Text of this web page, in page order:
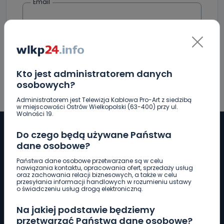
Kto jest administratorem danych
osobowych?
Administratorem jest Telewizja Kablowa Pro-Art z siedzibą
w miejscowości Ostrów Wielkopolski (63-400) przy ul.
Wolności 19.
Do czego będą używane Państwa
dane osobowe?
Państwa dane osobowe przetwarzane są w celu
nawiązania kontaktu, opracowania ofert, sprzedaży usług
oraz zachowania relacji biznesowych, a także w celu
przesyłania informacji handlowych w rozumieniu ustawy
o świadczeniu usług drogą elektroniczną.
Na jakiej podstawie będziemy
przetwarzać Państwa dane osobowe?
Email
Pobierz logotyp
LINIA INTERWENCYJNA